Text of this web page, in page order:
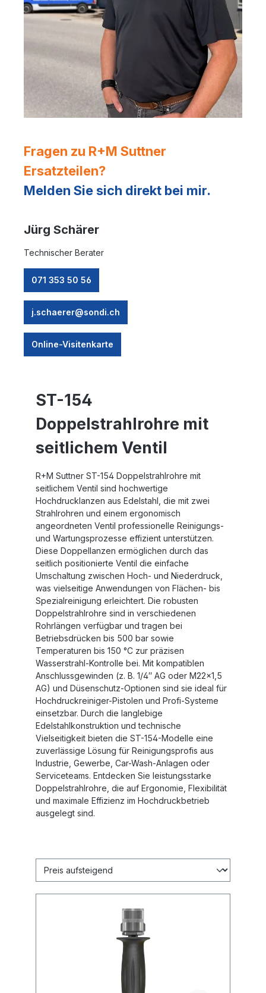
Fragen zu R+M Suttner
Ersatzteilen?
Melden Sie sich direkt bei mir.
Jürg Schärer
Technischer Berater
071 353 50 56
j.schaerer@sondi.ch
Online-Visitenkarte
ST-154
Doppelstrahlrohre mit
seitlichem Ventil
R+M Suttner ST-154 Doppelstrahlrohre mit
seitlichem Ventil sind hochwertige
Hochdrucklanzen aus Edelstahl, die mit zwei
Strahlrohren und einem ergonomisch
angeordneten Ventil professionelle Reinigungs-
und Wartungsprozesse effizient unterstützen.
Diese Doppellanzen ermöglichen durch das
seitlich positionierte Ventil die einfache
Umschaltung zwischen Hoch- und Niederdruck,
was vielseitige Anwendungen von Flächen- bis
Spezialreinigung erleichtert. Die robusten
Doppelstrahlrohre sind in verschiedenen
Rohrlängen verfügbar und tragen bei
Betriebsdrücken bis 500 bar sowie
Temperaturen bis 150 °C zur präzisen
Wasserstrahl-Kontrolle bei. Mit kompatiblen
Anschlussgewinden (z. B. 1/4″ AG oder M22x1,5
AG) und Düsenschutz-Optionen sind sie ideal für
Hochdruckreiniger-Pistolen und Profi-Systeme
einsetzbar. Durch die langlebige
Edelstahlkonstruktion und technische
Vielseitigkeit bieten die ST-154-Modelle eine
zuverlässige Lösung für Reinigungsprofis aus
Industrie, Gewerbe, Car-Wash-Anlagen oder
Serviceteams. Entdecken Sie leistungsstarke
Doppelstrahlrohre, die auf Ergonomie, Flexibilität
und maximale Effizienz im Hochdruckbetrieb
ausgelegt sind.